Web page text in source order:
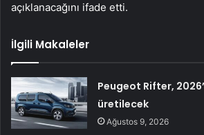
açıklanacağını ifade etti.
İlgili Makaleler
Peugeot Rifter,
üretilecek
Ağustos 9, 2026